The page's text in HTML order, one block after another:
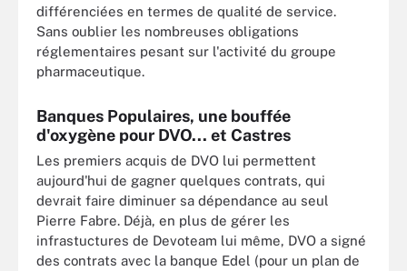
différenciées en termes de qualité de service.
Sans oublier les nombreuses obligations
réglementaires pesant sur l'activité du groupe
pharmaceutique.
Banques Populaires, une bouffée
d'oxygène pour DVO... et Castres
Les premiers acquis de DVO lui permettent
aujourd'hui de gagner quelques contrats, qui
devrait faire diminuer sa dépendance au seul
Pierre Fabre. Déjà, en plus de gérer les
infrastuctures de Devoteam lui même, DVO a signé
des contrats avec la banque Edel (pour un plan de